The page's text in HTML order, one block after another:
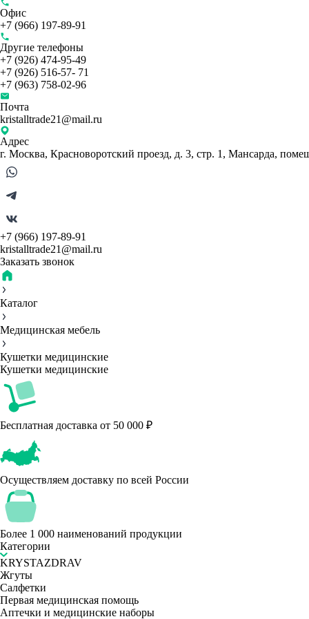
Офис
+7 (966) 197-89-91
Другие телефоны
+7 (926) 474-95-49
+7 (926) 516-57- 71
+7 (963) 758-02-96
Почта
kristalltrade21@mail.ru
Адрес
г. Москва, Красноворотский проезд, д. 3, стр. 1, Мансарда,
+7 (966) 197-89-91
kristalltrade21@mail.ru
Заказать звонок
Каталог
Медицинская мебель
Кушетки медицинские
Кушетки медицинские
Бесплатная доставка от 50 000 ₽
Осуществляем доставку по всей России
Более 1 000 наименований продукции
Категории
KRYSTAZDRAV
Жгуты
Салфетки
Первая медицинская помощь
Аптечки и медицинские наборы